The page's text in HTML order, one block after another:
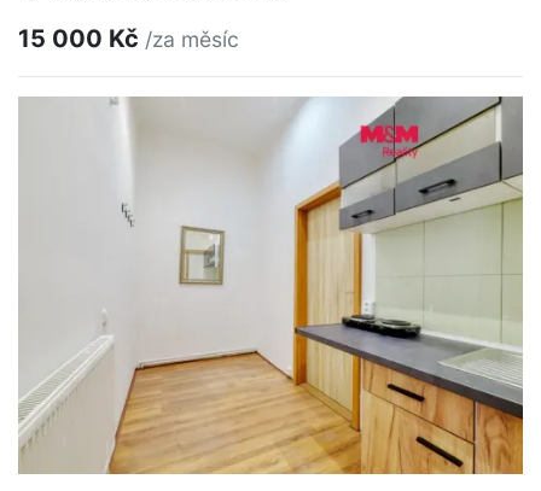
15 000 Kč /za měsíc